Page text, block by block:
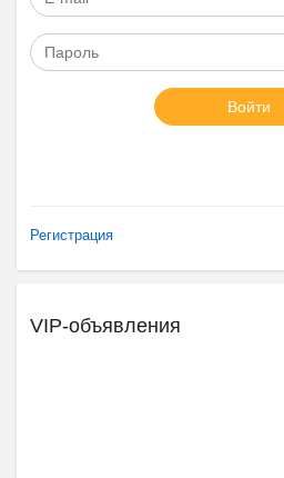
Войти
Регистрация
VIP-объявления